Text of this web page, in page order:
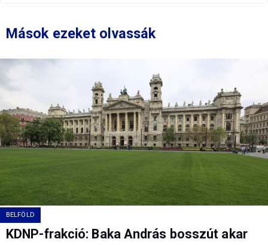
Mások ezeket olvassák
BELFÖLD
KDNP-frakció: Baka András bosszút akar